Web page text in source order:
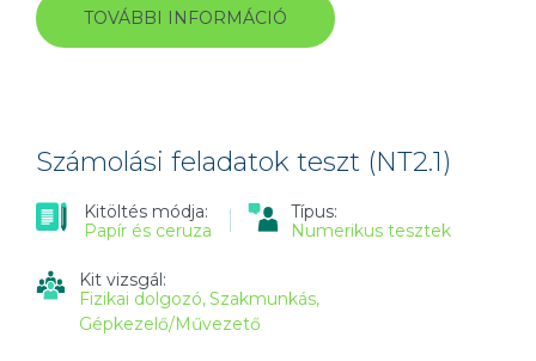
TOVÁBBI INFORMÁCIÓ TECHNIKAI
SZÁMÍTÁSOK
Számolási feladatok teszt (NT2.1)
Kitöltés módja:
Papír és ceruza
Típus:
Numerikus tesztek
Kit vizsgál:
Fizikai dolgozó Szakmunkás
Gépkezelő/Művezető